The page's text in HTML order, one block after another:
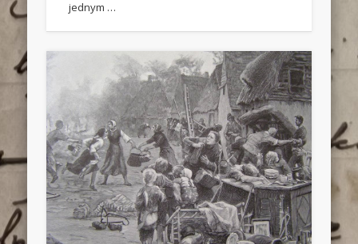
jednym …